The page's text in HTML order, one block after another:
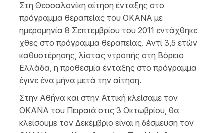
Στη Θεσσαλονίκη αίτηση ένταξης στο
πρόγραμμα θεραπείας του ΟΚΑΝΑ με
ημερομηνία 8 Σεπτεμβρίου του 2011 εντάχθηκε
χθες στο πρόγραμμα θεραπείας. Αντί 3,5 ετών
καθυστέρησης, λίστας ντροπής στη Βόρειο
Ελλάδα, η προθεσμία ένταξης στο πρόγραμμα
έγινε ένα μήνα μετά την αίτηση.
Στην Αθήνα και στην Αττική κλείσαμε τον
ΟΚΑΝΑ του Πειραιά στις 3 Οκτωβρίου, θα
κλείσουμε τον Δεκέμβριο είναι η δέσμευση τον